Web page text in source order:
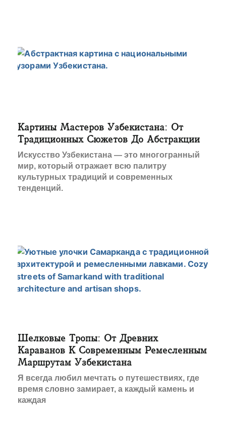
Картины Мастеров Узбекистана: От
Традиционных Сюжетов До Абстракции
Искусство Узбекистана — это многогранный
мир, который отражает всю палитру
культурных традиций и современных
тенденций.
Шелковые Тропы: От Древних
Караванов К Современным Ремесленным
Маршрутам Узбекистана
Я всегда любил мечтать о путешествиях, где
время словно замирает, а каждый камень и
каждая